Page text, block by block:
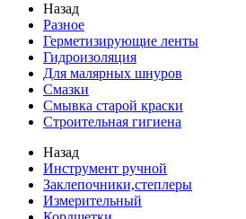
Назад
Разное
Герметизирующие ленты
Гидроизоляция
Для малярных шнуров
Смазки
Смывка старой краски
Строительная гигиена
Назад
Инструмент ручной
Заклепочники,степлеры
Измерительный